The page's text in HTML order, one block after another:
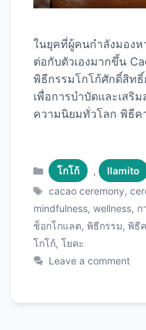
ในยุคที่ผู้คนกำลังมองห
ต่อกับตัวเองมากขึ้น
พิธีกรรมโกโก้ศักดิ์สิท
เพื่อการบำบัดและเส
ความนิยมทั่วโลก พิธีค
Cacao) ในการเปิดหัว
อารมณ์ และสร้างควา
บทความนี้จะพาคุณไป
ตั้งแต่ต้นกำเนิด ประโ
แนะนำ Ceremonial
ประสบการณ์ของคุณลึ
และแอซเท็ก ในอเมริ
Categories
โกโก้ ,
llamito
Tags
cacao ceremony,
mindfulness, wellness, ก
ช็อกโกแลต, พิธีกรรม, พิธี
โกโก้, โยคะ
Leave a comment